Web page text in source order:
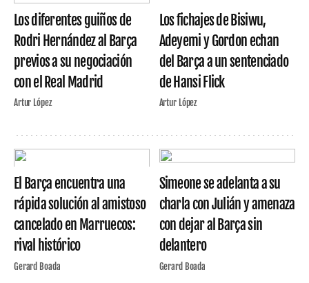
Los diferentes guiños de
Rodri Hernández al Barça
previos a su negociación
con el Real Madrid
Artur López
Los fichajes de Bisiwu,
Adeyemi y Gordon echan
del Barça a un sentenciado
de Hansi Flick
Artur López
El Barça encuentra una
rápida solución al amistoso
cancelado en Marruecos:
rival histórico
Gerard Boada
Simeone se adelanta a su
charla con Julián y amenaza
con dejar al Barça sin
delantero
Gerard Boada